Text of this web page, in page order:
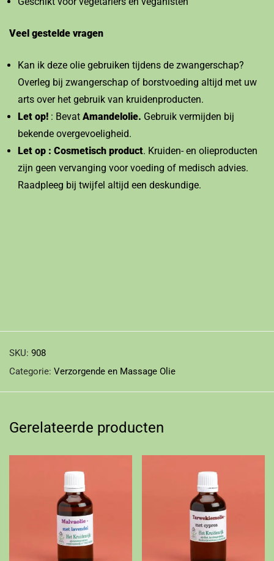
Veel gestelde vragen
Kan ik deze olie gebruiken tijdens de zwangerschap?
Overleg bij zwangerschap of borstvoeding altijd met uw
arts over het gebruik van kruidenproducten.
Let op! : Bevat Amandelolie. Gebruik vermijden bij
bekende overgevoeligheid.
Let op : Cosmetisch product. Kruiden- en olieproducten
zijn geen vervanging voor voeding of medisch advies.
Raadpleeg bij twijfel altijd een deskundige.
SKU: 908
Categorie: Verzorgende en Massage Olie
Gerelateerde producten